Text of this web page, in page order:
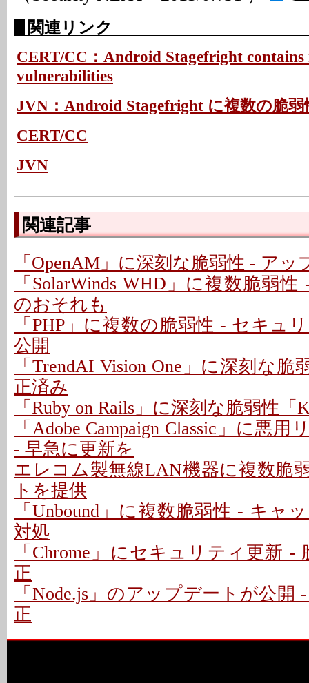
関連リンク
CERT/CC：Android Stagefright
vulnerabilities
JVN：Android Stagefright に複数の脆弱
CERT/CC
JVN
関連記事
「OpenAM」に深刻な脆弱性 - ア
「SolarWinds WHD」に複数脆弱
のおそれも
「PHP」に複数の脆弱性 - セキュ
公開
「TrendAI Vision One」に深刻な脆
正済み
「Ruby on Rails」に深刻な脆弱性「
「Adobe Campaign Classic」に悪
- 早急に更新を
エレコム製無線LAN機器に複数脆
トを提供
「Unbound」に複数脆弱性 - キャ
対処
「Chrome」にセキュリティ更新 -
正
「Node.js」のアップデートが公開
正